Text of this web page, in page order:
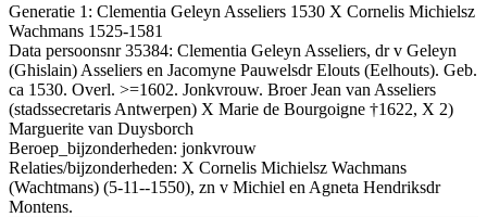
Generatie 1: Clementia Geleyn Asseliers 1530 X Cornelis Michielsz
Wachmans 1525-1581
Data persoonsnr 35384: Clementia Geleyn Asseliers, dr v Geleyn
(Ghislain) Asseliers en Jacomyne Pauwelsdr Elouts (Eelhouts). Geb.
ca 1530. Overl. >=1602. Jonkvrouw. Broer Jean van Asseliers
(stadssecretaris Antwerpen) X Marie de Bourgoigne †1622, X 2)
Marguerite van Duysborch
Beroep_bijzonderheden: jonkvrouw
Relaties/bijzonderheden: X Cornelis Michielsz Wachmans
(Wachtmans) (5-11--1550), zn v Michiel en Agneta Hendriksdr
Montens.